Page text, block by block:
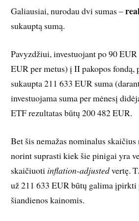
Galiausiai, nurodau dvi sumas –
sukauptą sumą.
Pavyzdžiui, investuojant po 90
EUR per metus) į II pakopos fondą,
sukaupta 211 633 EUR suma
investuojama suma per mėnesį
ETF rezultatas būtų 200 482 EUR.
Bet šis nemažas nominalus skaičius
norint suprasti kiek šie pinigai yra
skaičiuoti inflation-adjustedvertę.
už 211 633 EUR būtų galima įpirkti
šiandienos kainomis.